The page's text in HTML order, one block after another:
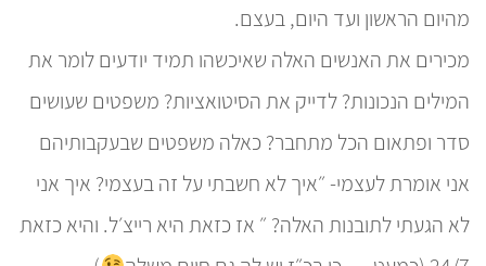
מהיום הראשון ועד היום, בעצם.
מכירים את האנשים האלה שאיכשהו תמיד יודעים לומר את
המילים הנכונות? לדייק את הסיטואציות? משפטים שעושים
סדר ופתאום הכל מתחבר? כאלה משפטים שבעקבותיהם
אני אומרת לעצמי- ״איך לא חשבתי על זה בעצמי? איך אני
לא הגעתי לתובנות האלה? ״ אז כזאת היא רייצ׳ל. והיא כזאת